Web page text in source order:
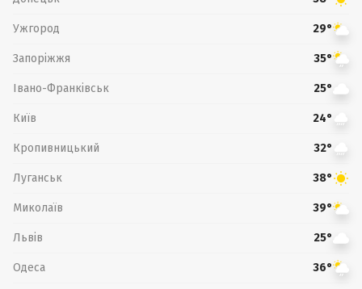
Ужгород 29°
Запоріжжя 35°
Івано-Франківськ 25°
Київ 24°
Кропивницький 32°
Луганськ 38°
Миколаїв 39°
Львів 25°
Одеса 36°